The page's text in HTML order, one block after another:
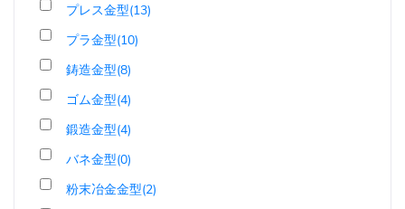
プレス金型(13)
プラ金型(10)
鋳造金型(8)
ゴム金型(4)
鍛造金型(4)
バネ金型(0)
粉末冶金金型(2)